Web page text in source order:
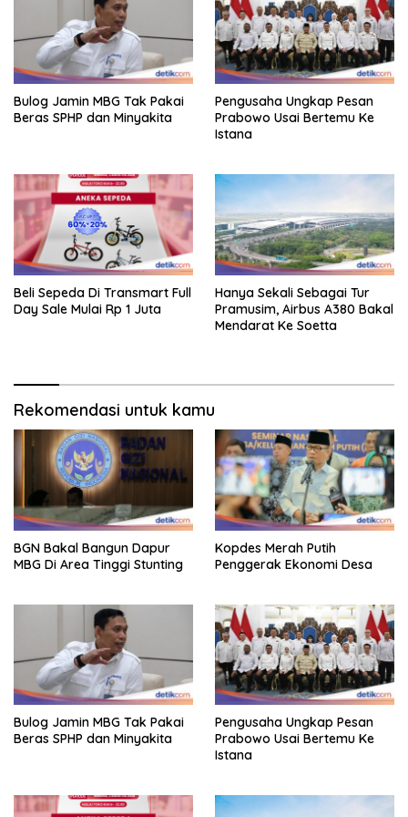
Bulog Jamin MBG Tak Pakai
Beras SPHP dan Minyakita
Pengusaha Ungkap Pesan
Prabowo Usai Bertemu Ke
Istana
Beli Sepeda Di Transmart Full
Day Sale Mulai Rp 1 Juta
Hanya Sekali Sebagai Tur
Pramusim, Airbus A380 Bakal
Mendarat Ke Soetta
Rekomendasi untuk kamu
BGN Bakal Bangun Dapur
MBG Di Area Tinggi Stunting
Kopdes Merah Putih
Penggerak Ekonomi Desa
Bulog Jamin MBG Tak Pakai
Beras SPHP dan Minyakita
Pengusaha Ungkap Pesan
Prabowo Usai Bertemu Ke
Istana